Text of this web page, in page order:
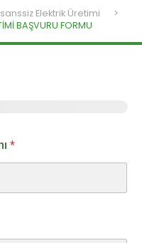
Elektrik Üretimi
BAŞVURU FORMU
*